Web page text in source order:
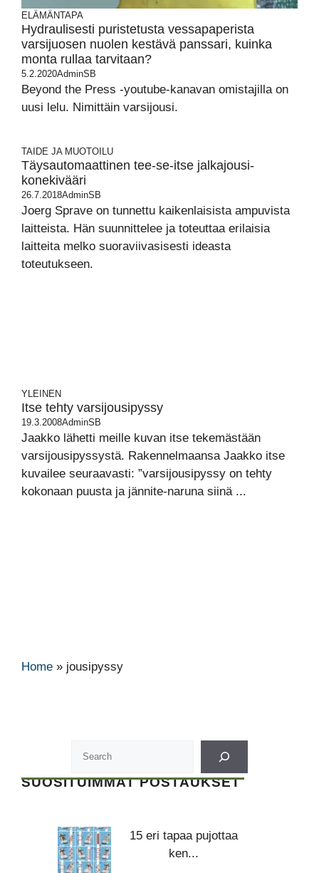
ELÄMÄNTAPA
Hydraulisesti puristetusta vessapaperista
varsijuosen nuolen kestävä panssari, kuinka
monta rullaa tarvitaan?
5.2.2020AdminSB
Beyond the Press -youtube-kanavan omistajilla on
uusi lelu. Nimittäin varsijousi.
TAIDE JA MUOTOILU
Täysautomaattinen tee-se-itse jalkajousi-
konekivääri
26.7.2018AdminSB
Joerg Sprave on tunnettu kaikenlaisista ampuvista
laitteista. Hän suunnittelee ja toteuttaa erilaisia
laitteita melko suoraviivasisesti ideasta
toteutukseen.
YLEINEN
Itse tehty varsijousipyssy
19.3.2008AdminSB
Jaakko lähetti meille kuvan itse tekemästään
varsijousipyssystä. Rakennelmaansa Jaakko itse
kuvailee seuraavasti: ”varsijousipyssy on tehty
kokonaan puusta ja jännite-naruna siinä ...
Home » jousipyssy
SUOSITUIMMAT POSTAUKSET
15 eri tapaa pujottaa
ken...